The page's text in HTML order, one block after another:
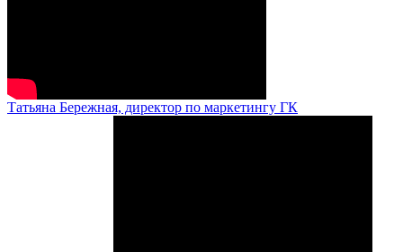
Татьяна Бережная, директор по маркетингу ГК